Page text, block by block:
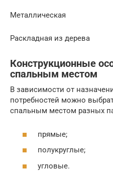
Металлическая
Раскладная из дерева
Конструкционные
спальным местом
В зависимости от
потребностей можно
спальным местом разных
прямые;
полукруглые;
угловые.